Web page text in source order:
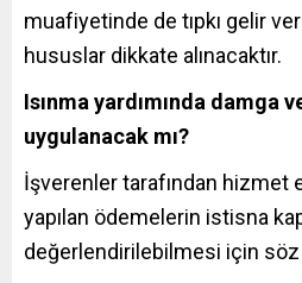
muafiyetinde de tıpkı gelir
hususlar dikkate alınacaktır.
Isınma yardımında damga
uygulanacak mı?
İşverenler tarafından hizmet
yapılan ödemelerin istisna
değerlendirilebilmesi için